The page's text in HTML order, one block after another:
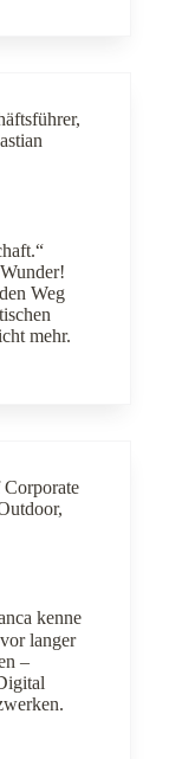
,
Weg
mehr.
,
kenne
langer
–